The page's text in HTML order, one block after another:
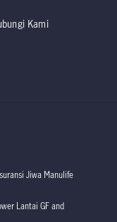
Kami
Jiwa Manulife
Lantai GF and